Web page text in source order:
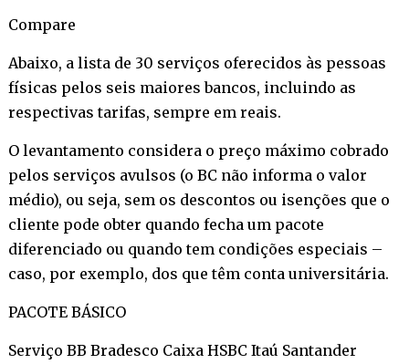
Compare
Abaixo, a lista de 30 serviços oferecidos às pessoas
físicas pelos seis maiores bancos, incluindo as
respectivas tarifas, sempre em reais.
O levantamento considera o preço máximo cobrado
pelos serviços avulsos (o BC não informa o valor
médio), ou seja, sem os descontos ou isenções que o
cliente pode obter quando fecha um pacote
diferenciado ou quando tem condições especiais –
caso, por exemplo, dos que têm conta universitária.
PACOTE BÁSICO
Serviço BB Bradesco Caixa HSBC Itaú Santander